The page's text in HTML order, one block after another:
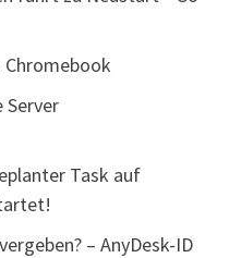
Server
Task auf
– AnyDesk-ID